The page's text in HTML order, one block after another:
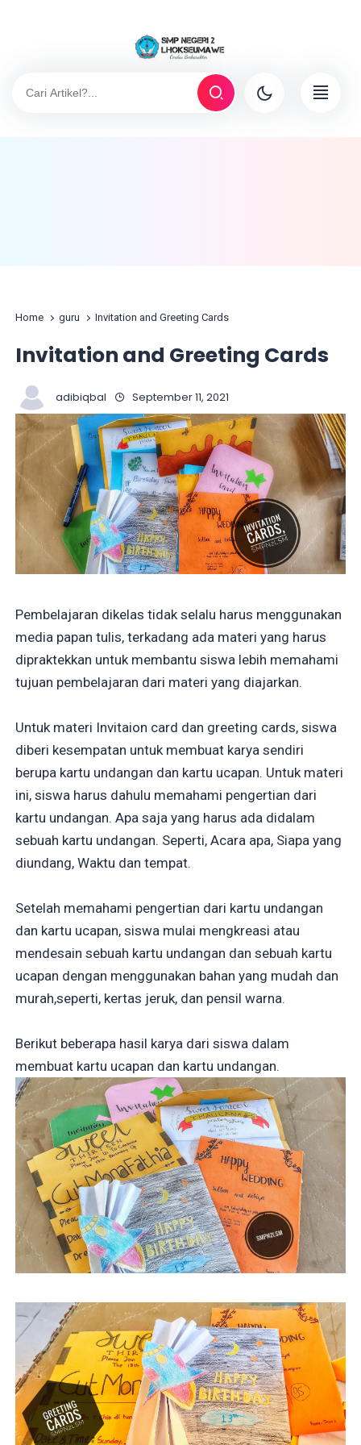
Home guru Invitation and Greeting Cards
Invitation and Greeting Cards
adibiqbal September 11, 2021
Pembelajaran dikelas tidak selalu harus menggunakan
media papan tulis, terkadang ada materi yang harus
dipraktekkan untuk membantu siswa lebih memahami
tujuan pembelajaran dari materi yang diajarkan.
Untuk materi Invitaion card dan greeting cards, siswa
diberi kesempatan untuk membuat karya sendiri
berupa kartu undangan dan kartu ucapan. Untuk materi
ini, siswa harus dahulu memahami pengertian dari
kartu undangan. Apa saja yang harus ada didalam
sebuah kartu undangan. Seperti, Acara apa, Siapa yang
diundang, Waktu dan tempat.
Setelah memahami pengertian dari kartu undangan
dan kartu ucapan, siswa mulai mengkreasi atau
mendesain sebuah kartu undangan dan sebuah kartu
ucapan dengan menggunakan bahan yang mudah dan
murah,seperti, kertas jeruk, dan pensil warna.
Berikut beberapa hasil karya dari siswa dalam
membuat kartu ucapan dan kartu undangan.